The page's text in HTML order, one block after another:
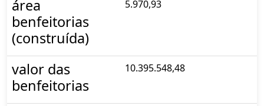
área
benfeitorias
(construída)
5.970,93
valor das
benfeitorias
10.395.548,48